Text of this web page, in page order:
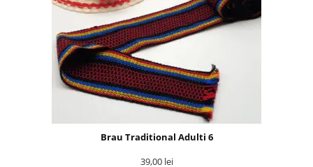
Brau Traditional Adulti 6
39,00 lei